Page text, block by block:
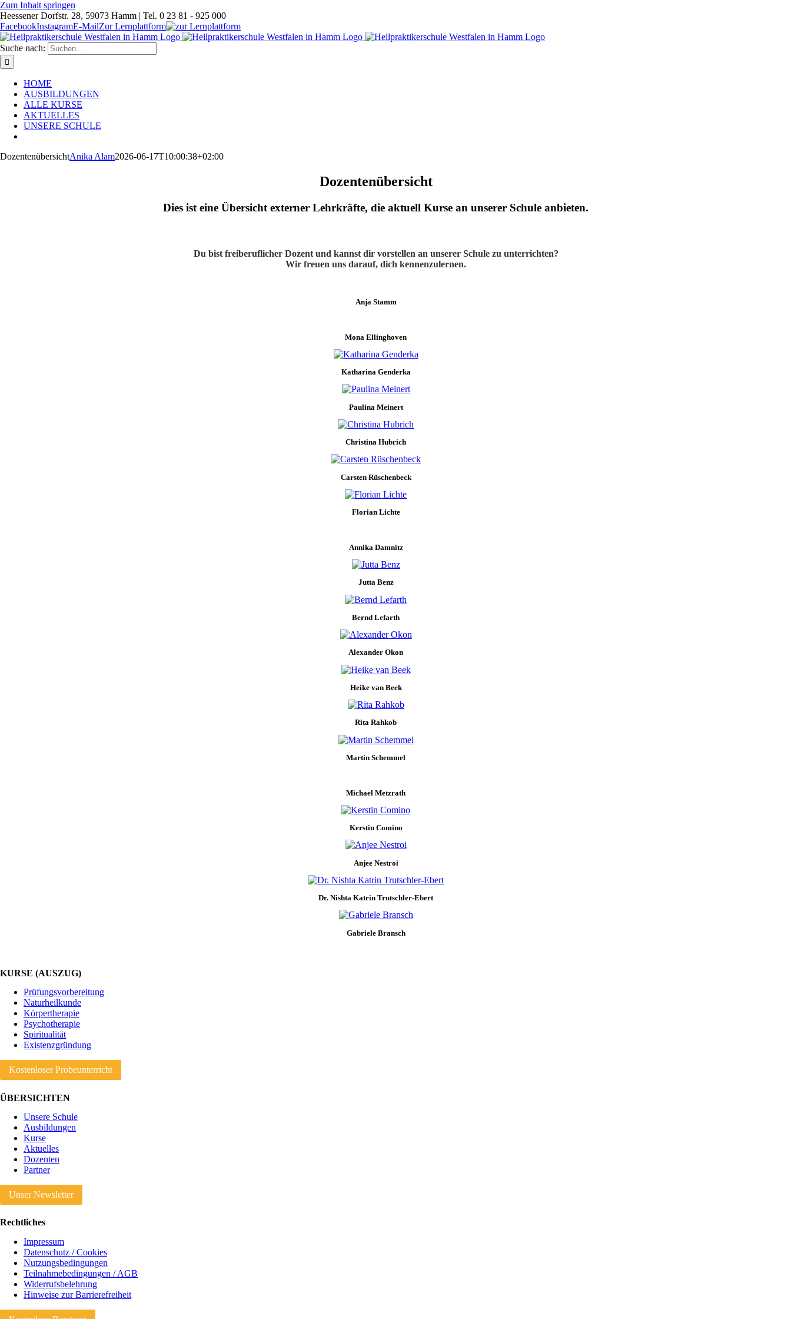
Zum Inhalt springen
Heessener Dorfstr. 28, 59073 Hamm | Tel. 0 23 81 - 925 000
FacebookInstagramE-MailZur Lernplattform
Suche nach:
HOME
AUSBILDUNGEN
ALLE KURSE
AKTUELLES
UNSERE SCHULE
DozentenübersichtAnika Alam2026-06-17T10:00:38+02:00
Dozentenübersicht
Dies ist eine Übersicht externer Lehrkräfte, die aktuell Kurse an unserer Schule anbieten.
Du bist freiberuflicher Dozent und kannst dir vorstellen an unserer Schule zu unterrichten?
Wir freuen uns darauf, dich kennenzulernen.
Anja Stamm
Mona Ellinghoven
Katharina Genderka
Paulina Meinert
Christina Hubrich
Carsten Rüschenbeck
Florian Lichte
Annika Damnitz
Jutta Benz
Bernd Lefarth
Alexander Okon
Heike van Beek
Rita Rahkob
Martin Schemmel
Michael Metzrath
Kerstin Comino
Anjee Nestroi
Dr. Nishta Katrin Trutschler-Ebert
Gabriele Bransch
KURSE (AUSZUG)
Prüfungsvorbereitung
Naturheilkunde
Körpertherapie
Psychotherapie
Spiritualität
Existenzgründung
Kostenloser Probeunterricht
ÜBERSICHTEN
Unsere Schule
Ausbildungen
Kurse
Aktuelles
Dozenten
Partner
Unser Newsletter
Rechtliches
Impressum
Datenschutz / Cookies
Nutzungsbedingungen
Teilnahmebedingungen / AGB
Widerrufsbelehrung
Hinweise zur Barrierefreiheit